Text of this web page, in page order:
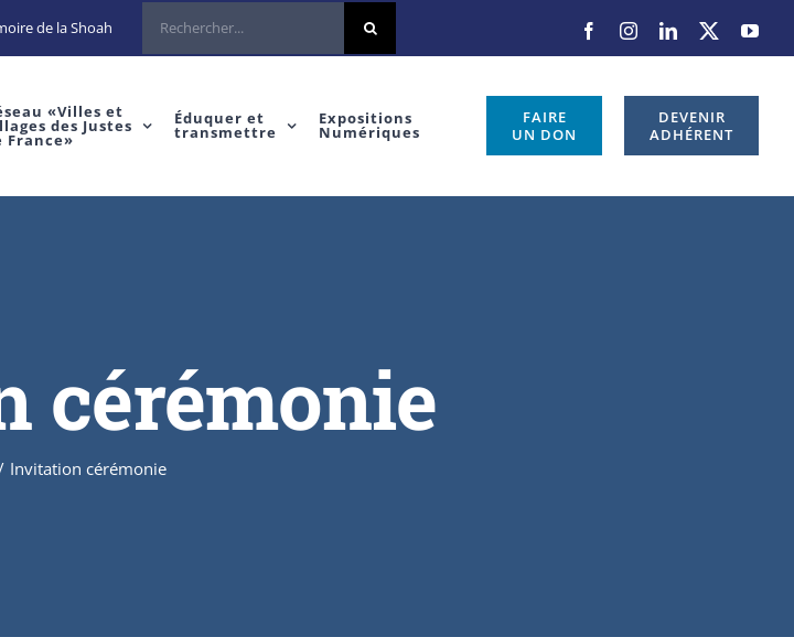
de la Shoah
«Villes et
des Justes
France»
Éduquer et
transmettre
Expositions
Numériques
FAIRE
UN DON
DEVENIR
ADHÉRENT
cérémonie
Invitation cérémonie